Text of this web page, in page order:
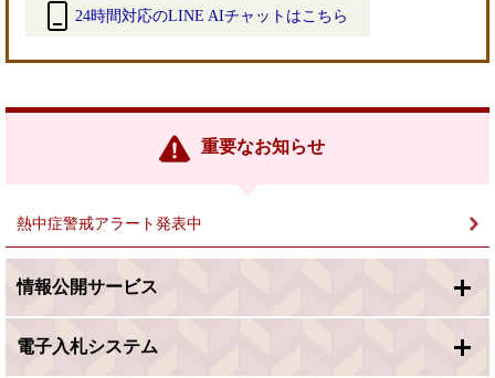
24時間対応のLINE AIチャットはこちら
リ
重要なお知らせ
熱中症警戒アラート発表中
情報公開サービス
電子入札システム